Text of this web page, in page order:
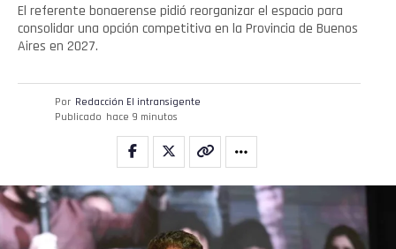
El referente bonaerense pidió reorganizar el espacio para
consolidar una opción competitiva en la Provincia de Buenos
Aires en 2027.
Por Redacción El intransigente
Publicado hace 9 minutos